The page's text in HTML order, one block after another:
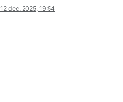
12 dec. 2025, 19:54